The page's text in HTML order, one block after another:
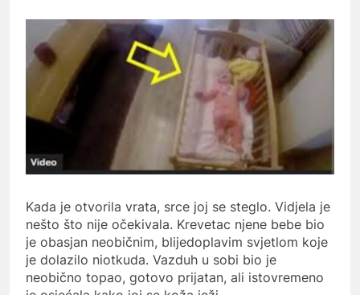
Kada je otvorila vrata, srce joj se steglo. Vidjela je
nešto što nije očekivala. Krevetac njene bebe bio
je obasjan neobičnim, blijedoplavim svjetlom koje
je dolazilo niotkuda. Vazduh u sobi bio je
neobično topao, gotovo prijatan, ali istovremeno